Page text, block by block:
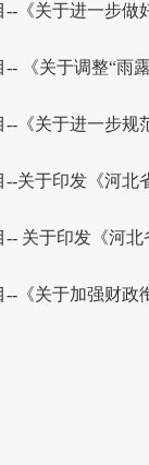
《关于进一步
《关于调整“雨
《关于进一步
关于印发《河
关于印发《河
《关于加强财